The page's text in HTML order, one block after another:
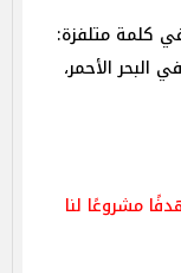
كلمة متلفزة:
الأحمر،
مشروعًا لنا